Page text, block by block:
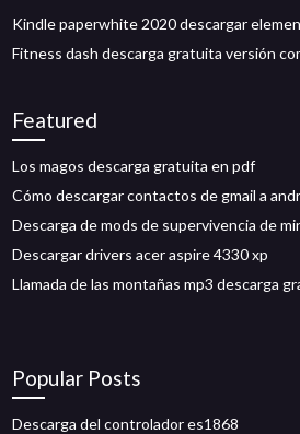
Kindle paperwhite 2020 descargar
Fitness dash descarga gratuita versión
Featured
Los magos descarga gratuita en pdf
Cómo descargar contactos de gmail a
Descarga de mods de supervivencia de
Descargar drivers acer aspire 4330 xp
Llamada de las montañas mp3 descarga
Popular Posts
Descarga del controlador es1868